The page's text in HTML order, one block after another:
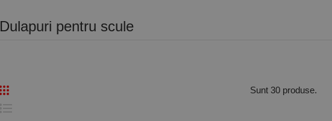
Dulapuri pentru scule
Sunt 30 produse.